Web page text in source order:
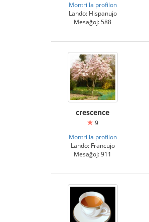
Montri la profilon
Lando: Hispanujo
Mesaĝoj: 588
crescence
9
Montri la profilon
Lando: Francujo
Mesaĝoj: 911